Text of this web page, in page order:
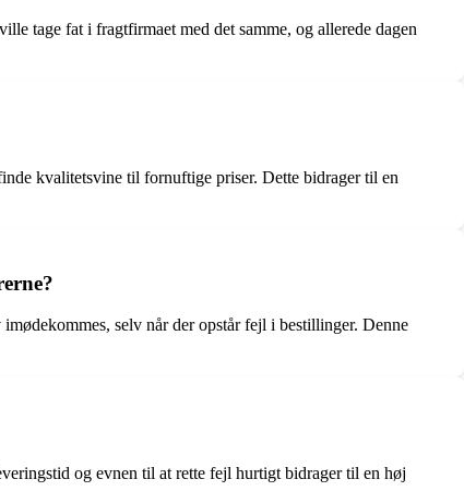
tage fat i fragtfirmaet med det samme, og allerede dagen
kvalitetsvine til fornuftige priser. Dette bidrager til en
selv når der opstår fejl i bestillinger. Denne
og evnen til at rette fejl hurtigt bidrager til en høj